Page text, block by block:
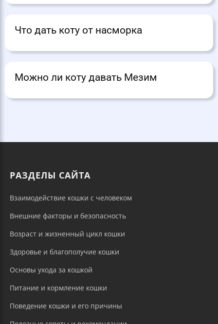
Что дать коту от насморка
Можно ли коту давать Мезим
РАЗДЕЛЫ САЙТА
Взаимодействие кошки с человеком
Внешние факторы и безопасность
Возраст и жизненный цикл кошки
Здоровье и благополучие кошки
Основы ухода за кошкой
Питание и кормление кошки
Поведение кошки и его причины